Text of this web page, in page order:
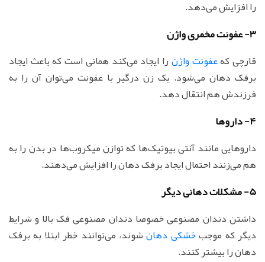
را افزایش می‌دهد.
3- عفونت مخمری واژن
قارچی کهعفونت واژنرا ایجاد می‌کند همانی است که باعث ایجاد
برفک دهان می‌شود. یک زن درگیر با عفونت می‌توان آن را به
فرزندش هم انتقال دهد.
4- داروها
داروهایی مانند آنتی بیوتیک‌ها که توازن میکروب‌ها در بدن را به
هم می‌زنند احتمال ایجاد برفک دهان را افزایش می‌دهند.
5- مشکلات دهانی دیگر
داشتن دندان مصنوعی خصوصا دندان مصنوعی فک بالا و شرایط
دیگر که موجبخشکی دهانشوند، می‌توانند خطر ابتلا به برفک
دهان را بیشتر کنند.